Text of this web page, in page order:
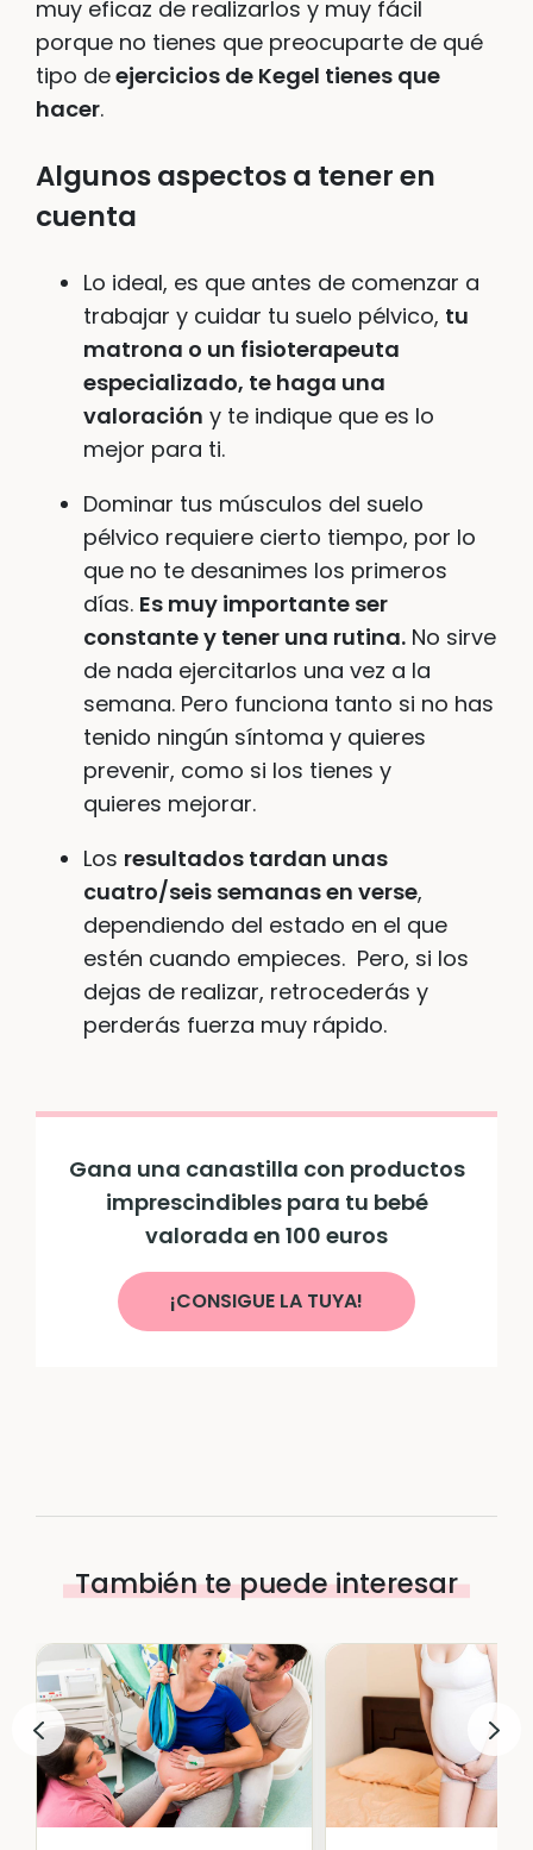
muy eficaz de realizarlos y muy fácil
porque no tienes que preocuparte de qué
tipo deejercicios de Kegel tienes que
hacer.
Algunos aspectos a tener en
cuenta
Lo ideal, es que antes de comenzar a
trabajar y cuidar tu suelo pélvico, tu
matrona o un fisioterapeuta
especializado, te haga una
valoración y te indique que es lo
mejor para ti.
Dominar tus músculos del suelo
pélvico requiere cierto tiempo, por lo
que no te desanimes los primeros
días. Es muy importante ser
constante y tener una rutina. No sirve
de nada ejercitarlos una vez a la
semana. Pero funciona tanto si no has
tenido ningún síntoma y quieres
prevenir, como si los tienes y
quieres mejorar.
Los resultados tardan unas
cuatro/seis semanas en verse,
dependiendo del estado en el que
estén cuando empieces. Pero, si los
dejas de realizar, retrocederás y
perderás fuerza muy rápido.
Gana una canastilla con productos
imprescindibles para tu bebé
valorada en 100 euros
¡CONSIGUE LA TUYA!
También te puede interesar